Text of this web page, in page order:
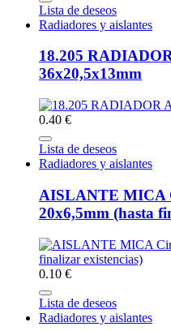
Lista de deseos
Radiadores y aislantes
18.205
36x20,5x13mm
0.40 €
Lista de deseos
Radiadores y aislantes
AISLANTE MICA
20x6,5mm (hasta
0.10 €
Lista de deseos
Radiadores y aislantes